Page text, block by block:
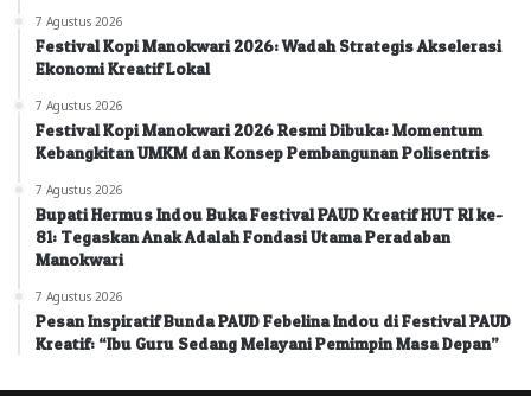
7 Agustus 2026
Festival Kopi Manokwari 2026: Wadah Strategis Akselerasi
Ekonomi Kreatif Lokal
7 Agustus 2026
Festival Kopi Manokwari 2026 Resmi Dibuka: Momentum
Kebangkitan UMKM dan Konsep Pembangunan Polisentris
7 Agustus 2026
Bupati Hermus Indou Buka Festival PAUD Kreatif HUT RI ke-
81: Tegaskan Anak Adalah Fondasi Utama Peradaban
Manokwari
7 Agustus 2026
Pesan Inspiratif Bunda PAUD Febelina Indou di Festival PAUD
Kreatif: “Ibu Guru Sedang Melayani Pemimpin Masa Depan”